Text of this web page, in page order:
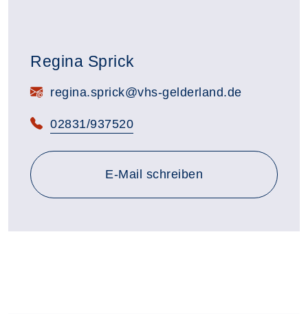
Regina Sprick
E-Mail:regina.sprick@vhs-gelderland.de
Telefon:
02831/937520
E-Mail schreiben